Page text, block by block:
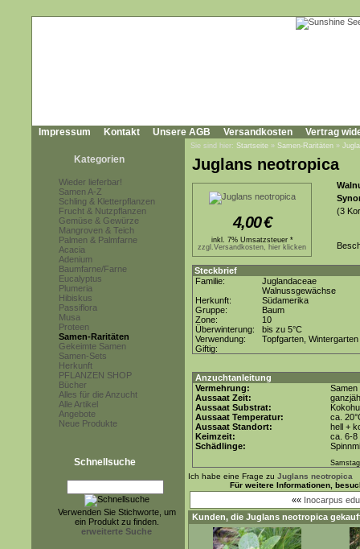
Impressum Kontakt Unsere AGB Versandkosten Vertrag
Kategorien
Wieder lieferbar!
Samen A-Z
Schling & Kletterpflanzen
Frucht & Nutzpflanzen
Gemüse & Gewürze
Mangroven & Teich
Palmen & Palmfarne
Acacia
Adenium
Baumfarne/Farne
Eucalyptus
Plumeria
Hibiskus
Passiflora
Musa
Proteen
Samen-Raritäten
Gekeimte Samen
Samen-Sets
Herkunft
PFLANZEN SHOP
Bücher
Alles für die Anzucht
Alle Artikel
Angebote
Neue Produkte
Schnellsuche
Verwenden Sie Stichworte, um
ein Produkt zu finden.
erweiterte Suche
Sie sind hier: Startseite » Samen-Raritäten »
Juglans neotropica
4,00€
inkl. 7% Umsatzsteuer *
zzgl.Versandkosten, hier klicken
(3
Steckbrief
Familie:
Juglandaceae
Walnussgewächse
Herkunft:
Südamerika
Gruppe:
Baum
Zone:
10
Überwinterung:
bis zu 5°C
Verwendung:
Topfgarten, Wintergarten
Giftig:
Anzuchtanleitung
Vermehrung:
Samen
Aussaat Zeit:
Aussaat Substrat:
Aussaat Temperatur:
ca.
Aussaat Standort:
hell +
Keimzeit:
ca. 6-8
Schädlinge:
Ich habe eine Frage zu Juglans neotropica
Für weitere Informationen,
«« Inocarpus
Kunden, die Juglans neotropica